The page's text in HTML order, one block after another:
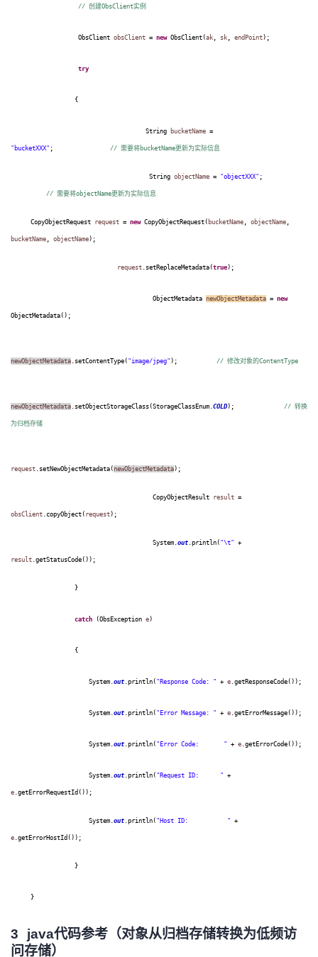
// 创建ObsClient实例
ObsClient obsClient = newObsClient(ak , sk , endPoint);
try
{
String bucketName =
"bucketXXX" ; // 需要将bucketName更新为实际信息
String objectName = "objectXXX" ;
// 需要将objectName更新为实际信息
CopyObjectRequest request = newCopyObjectRequest( bucketName , objectName ,
bucketName , objectName);
request .setReplaceMetadata(true);
ObjectMetadata newObjectMetadata = new
ObjectMetadata();
newObjectMetadata .setContentType( "image/jpeg" ); // 修改对象的ContentType
newObjectMetadata .setObjectStorageClass(StorageClassEnum.COLD); // 转换
为归档存储
request .setNewObjectMetadata( newObjectMetadata);
CopyObjectResult result =
obsClient .copyObject( request);
System.out .println( "\t" +
result .getStatusCode());
}
catch (ObsException e)
{
System.out .println( "Response Code: " + e .getResponseCode());
System.out .println( "Error Message: " + e .getErrorMessage());
System.out .println( "Error Code: " + e .getErrorCode());
System.out .println( "Request ID: " +
e .getErrorRequestId());
System.out .println( "Host ID: " +
e .getErrorHostId());
}
}
3
java代码参考（对象从归档存储转换为低频访
问存储）